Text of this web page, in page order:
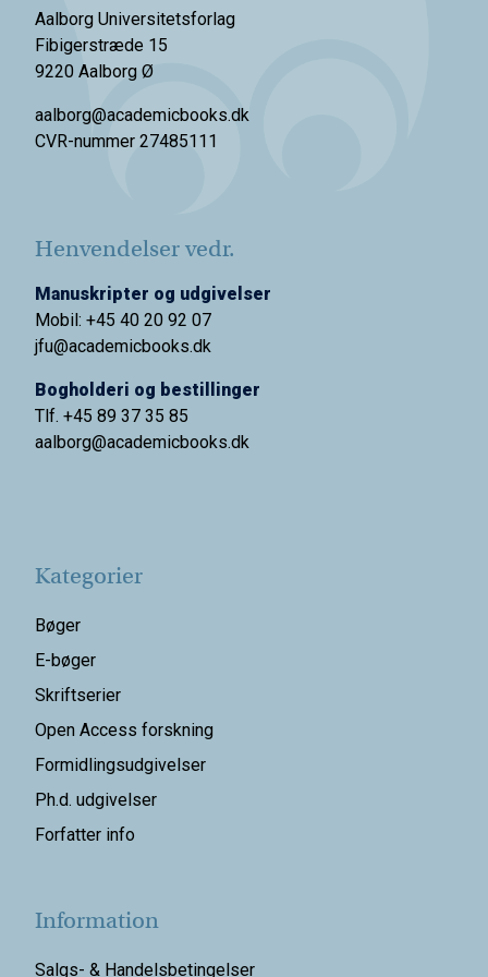
Aalborg Universitetsforlag
Fibigerstræde 15
9220 Aalborg Ø
aalborg@academicbooks.dk
CVR-nummer 27485111
Henvendelser vedr.
Manuskripter og udgivelser
Mobil: +45 40 20 92 07
jfu@academicbooks.dk
Bogholderi og bestillinger
Tlf. +45 89 37 35 85
aalborg@academicbooks.dk
Kategorier
Bøger
E-bøger
Skriftserier
Open Access forskning
Formidlingsudgivelser
Ph.d. udgivelser
Forfatter info
Information
Salgs- & Handelsbetingelser